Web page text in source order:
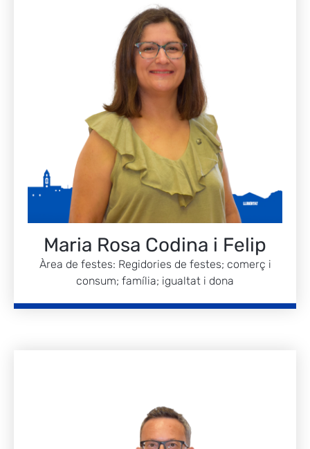
Maria Rosa Codina i Felip
Àrea de festes: Regidories de festes; comerç i
consum; família; igualtat i dona